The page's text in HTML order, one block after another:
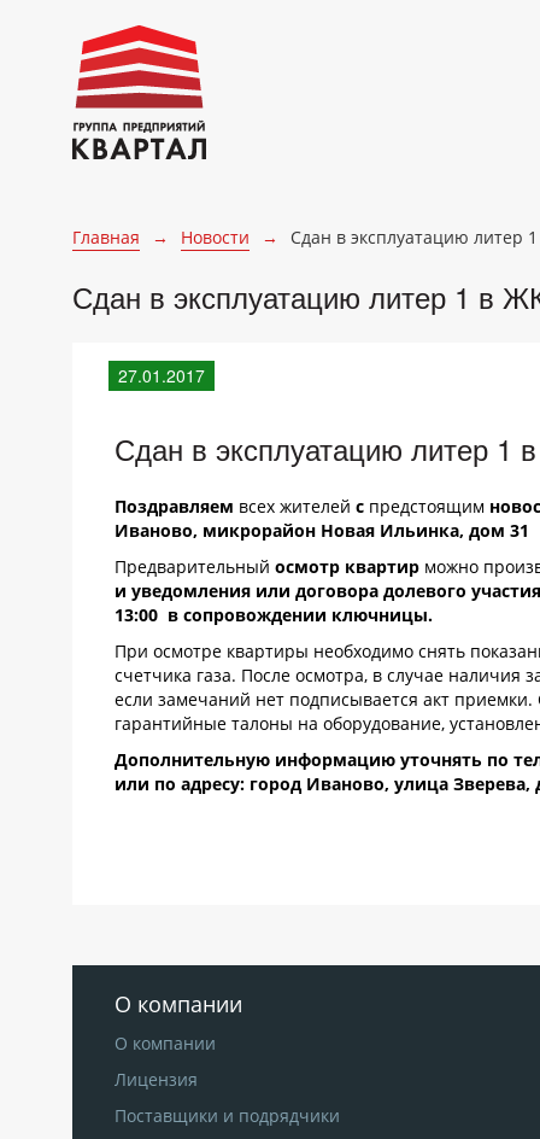
Главная → Новости → Сдан в эксплуатацию литер
Сдан в эксплуатацию литер 1 в
27.01.2017
Сдан в эксплуатацию литер 1
Поздравляем всех жителей с предстоящим
Иваново, микрорайон Новая Ильинка, дом 31
Предварительный осмотр квартир можно
и уведомления или договора долевого участия
13:00 в сопровождении ключницы.
При осмотре квартиры необходимо снять
счетчика газа. После осмотра, в случае
если замечаний нет подписывается акт
гарантийные талоны на оборудование,
Дополнительную информацию уточнять по
или по адресу: город Иваново, улица
О компании
О компании
Лицензия
Поставщики и подрядчики